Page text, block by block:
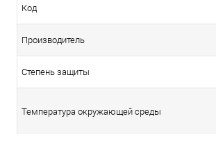
Код
Производитель
Степень защиты
Температура окружающей среды